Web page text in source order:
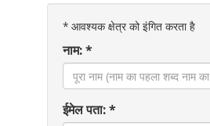
*आवश्यक क्षेत्र को इंगित करता है
नाम: *
ईमेल पता: *